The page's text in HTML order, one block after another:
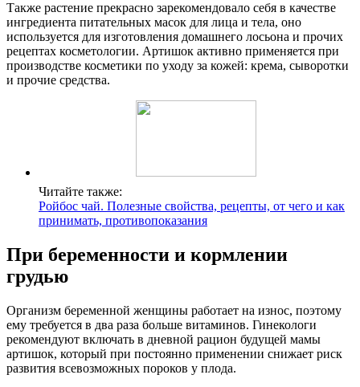
Также растение прекрасно зарекомендовало себя в качестве
ингредиента питательных масок для лица и тела, оно
используется для изготовления домашнего лосьона и прочих
рецептах косметологии. Артишок активно применяется при
производстве косметики по уходу за кожей: крема, сыворотки
и прочие средства.
Читайте также:
Ройбос чай. Полезные свойства, рецепты, от чего и как
принимать, противопоказания
При беременности и кормлении
грудью
Организм беременной женщины работает на износ, поэтому
ему требуется в два раза больше витаминов. Гинекологи
рекомендуют включать в дневной рацион будущей мамы
артишок, который при постоянно применении снижает риск
развития всевозможных пороков у плода.